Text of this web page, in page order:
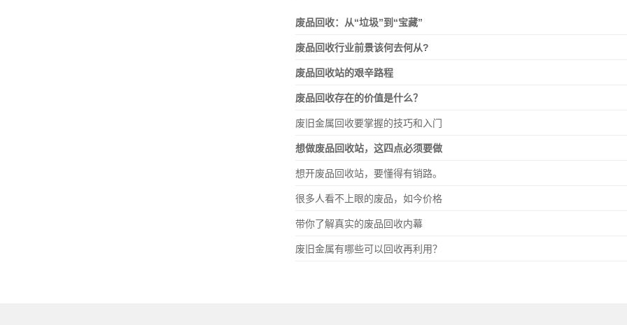
废品回收：从“垃圾”到“宝藏”
废品回收行业前景该何去何从?
废品回收站的艰辛路程
废品回收存在的价值是什么？
废旧金属回收要掌握的技巧和入门
想做废品回收站，这四点必须要做
想开废品回收站，要懂得有销路。
很多人看不上眼的废品，如今价格
带你了解真实的废品回收内幕
废旧金属有哪些可以回收再利用？